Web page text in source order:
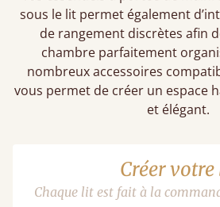
sous le lit permet également
de rangement discrètes afin
chambre parfaitement
nombreux accessoires
vous permet de créer un espace
et élégant.
Créer
Chaque lit est fait à la